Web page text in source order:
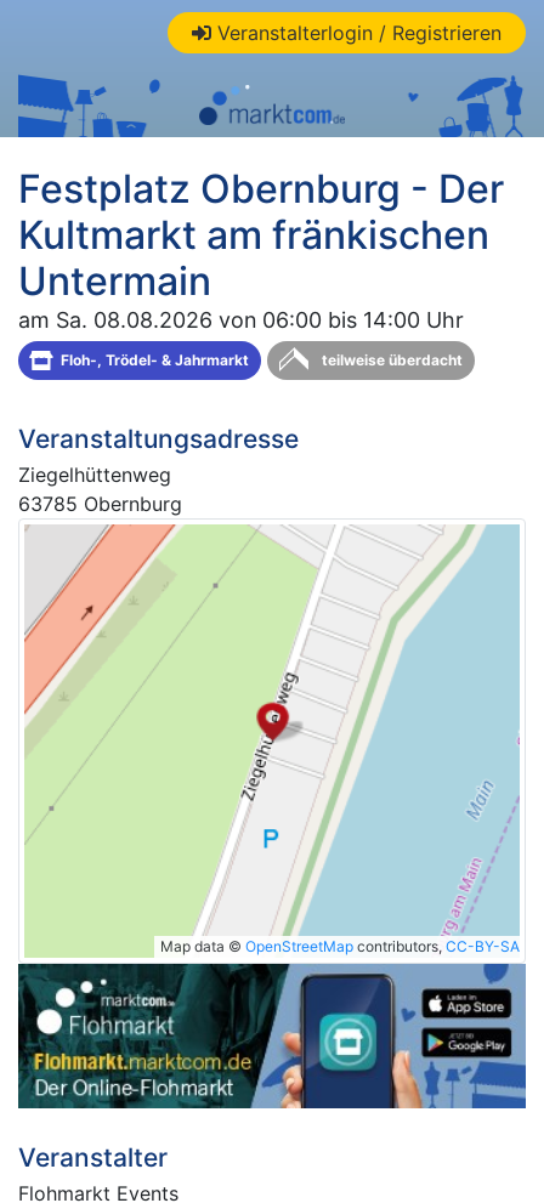
Veranstalterlogin / Registrieren
Festplatz Obernburg - Der
Kultmarkt am fränkischen
Untermain
am Sa. 08.08.2026 von 06:00 bis 14:00 Uhr
Floh-, Trödel- & Jahrmarkt teilweise überdacht
Veranstaltungsadresse
Ziegelhüttenweg
63785 Obernburg
Map data © OpenStreetMap contributors, CC-BY-SA
Veranstalter
Flohmarkt Events